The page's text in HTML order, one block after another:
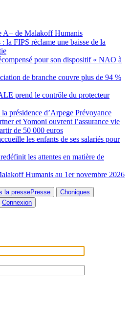
A+ de Malakoff Humanis
la FIPS réclame une baisse de la
pour son dispositif « NAO à
de branche couvre plus de 94 %
prend le contrôle du protecteur
présidence d’Arpege Prévoyance
et Yomoni ouvrent l’assurance vie
de 50 000 euros
les enfants de ses salariés pour
les attentes en matière de
Humanis au 1er novembre 2026
la pressePresse
Choniques
Connexion